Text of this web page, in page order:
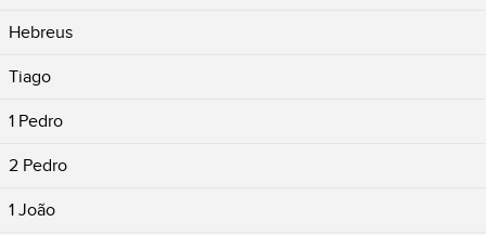
Hebreus
Tiago
1 Pedro
2 Pedro
1 João